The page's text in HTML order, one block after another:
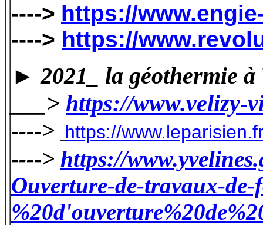
----> https://
----> https://
► 2021_ la géothermie
___> https://www.velizy-
----> https://
----> https://
Ouverture-de-travaux-